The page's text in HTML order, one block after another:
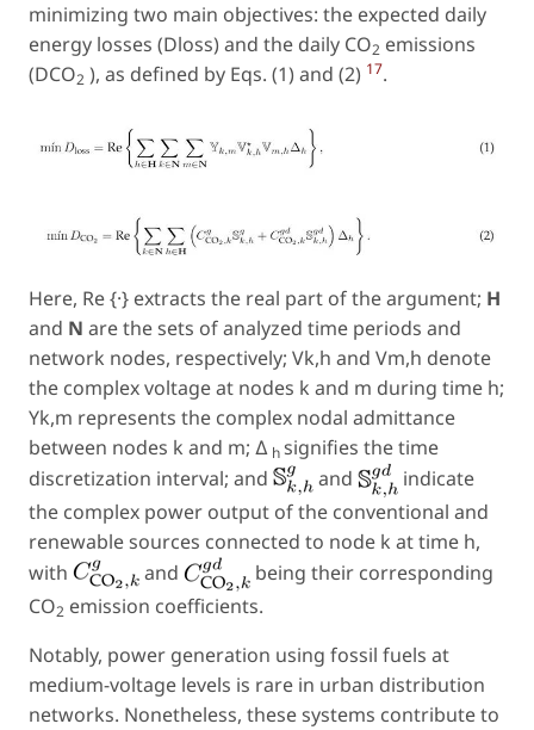
minimizing two main objectives: the expected daily
energy losses (Dloss) and the daily CO2 emissions
(DCO2 ), as defined by Eqs. (1) and (2) 17.
Here, Re {·} extracts the real part of the argument; H
and N are the sets of analyzed time periods and
network nodes, respectively; Vk,h and Vm,h denote
the complex voltage at nodes k and m during time h;
Yk,m represents the complex nodal admittance
between nodes k and m; ∆ hsignifies the time
discretization interval; and
and
indicate
the complex power output of the conventional and
renewable sources connected to node k at time h,
with
and
being their corresponding
CO2 emission coefficients.
Notably, power generation using fossil fuels at
medium-voltage levels is rare in urban distribution
networks. Nonetheless, these systems contribute to